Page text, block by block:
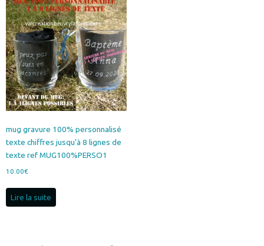
mug gravure 100% personnalisé
texte chiffres jusqu’à 8 lignes de
texte ref MUG100%PERSO1
10.00€
Lire la suite